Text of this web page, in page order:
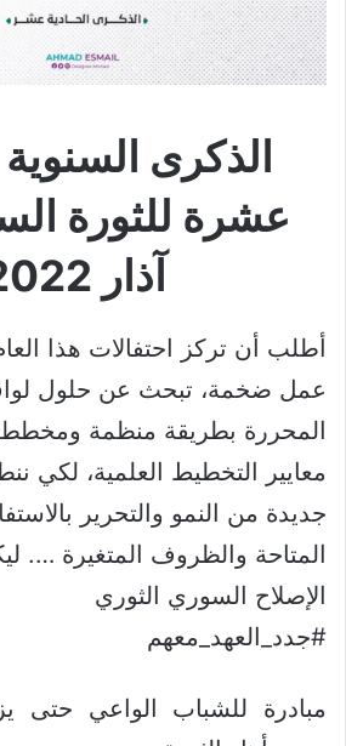
الذكرى السنوية
آذار 2022
أطلب أن تركز احتفالات هذا
عمل ضخمة، تبحث عن حلول
المحررة بطريقة منظمة
معايير التخطيط العلمية، لكي
جديدة من النمو والتحرير
المتاحة والظروف المتغيرة ….
الإصلاح السوري الثوري
#جدد_العهد_معهم
مبادرة للشباب الواعي حتى